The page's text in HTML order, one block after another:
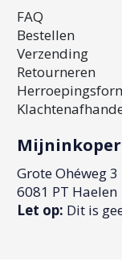
FAQ
Bestellen
Verzending
Retourneren
Mijninkoper
Grote Ohéweg 3
6081 PT Haelen
Let op: Dit is